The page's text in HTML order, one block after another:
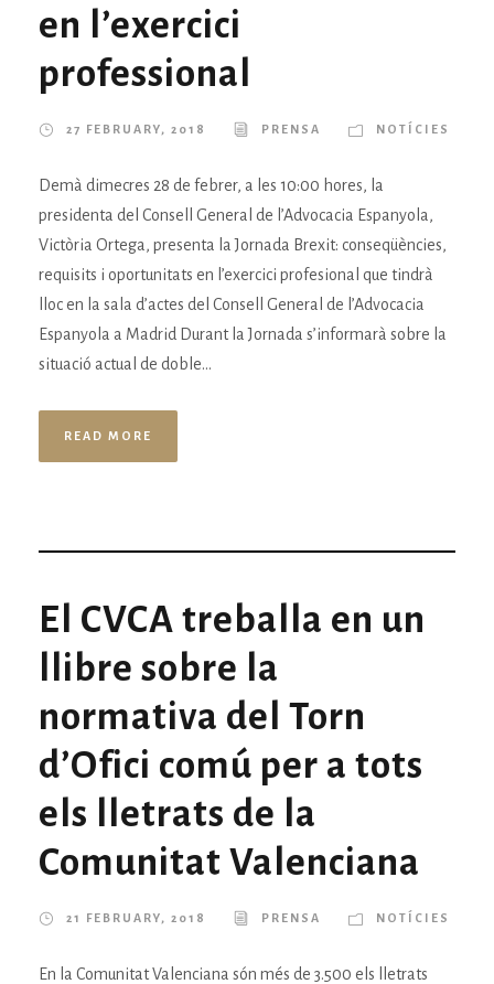
en l’exercici
professional
27 FEBRUARY, 2018 PRENSA NOTÍCIES
Demà dimecres 28 de febrer, a les 10:00 hores, la
presidenta del Consell General de l’Advocacia Espanyola,
Victòria Ortega, presenta la Jornada Brexit: conseqüències,
requisits i oportunitats en l’exercici profesional que tindrà
lloc en la sala d’actes del Consell General de l’Advocacia
Espanyola a Madrid Durant la Jornada s’informarà sobre la
situació actual de doble...
READ MORE
El CVCA treballa en un
llibre sobre la
normativa del Torn
d’Ofici comú per a tots
els lletrats de la
Comunitat Valenciana
21 FEBRUARY, 2018 PRENSA NOTÍCIES
En la Comunitat Valenciana són més de 3.500 els lletrats